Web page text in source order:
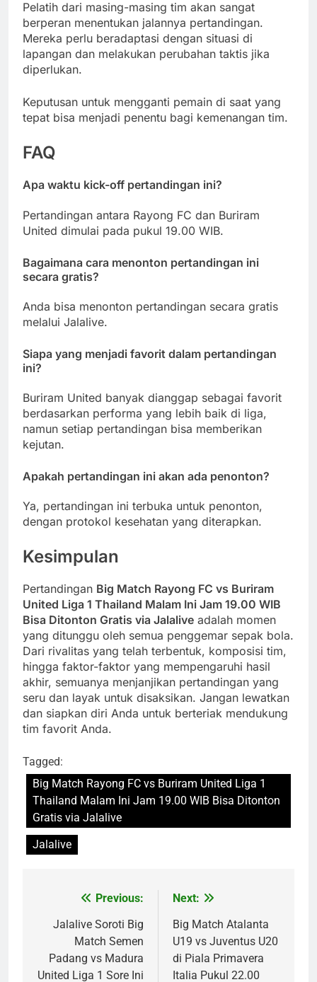
Pelatih dari masing-masing tim akan sangat
berperan menentukan jalannya pertandingan.
Mereka perlu beradaptasi dengan situasi di
lapangan dan melakukan perubahan taktis jika
diperlukan.
Keputusan untuk mengganti pemain di saat yang
tepat bisa menjadi penentu bagi kemenangan tim.
FAQ
Apa waktu kick-off pertandingan ini?
Pertandingan antara Rayong FC dan Buriram
United dimulai pada pukul 19.00 WIB.
Bagaimana cara menonton pertandingan ini
secara gratis?
Anda bisa menonton pertandingan secara gratis
melalui Jalalive.
Siapa yang menjadi favorit dalam pertandingan
ini?
Buriram United banyak dianggap sebagai favorit
berdasarkan performa yang lebih baik di liga,
namun setiap pertandingan bisa memberikan
kejutan.
Apakah pertandingan ini akan ada penonton?
Ya, pertandingan ini terbuka untuk penonton,
dengan protokol kesehatan yang diterapkan.
Kesimpulan
Pertandingan Big Match Rayong FC vs Buriram
United Liga 1 Thailand Malam Ini Jam 19.00 WIB
Bisa Ditonton Gratis via Jalalive adalah momen
yang ditunggu oleh semua penggemar sepak bola.
Dari rivalitas yang telah terbentuk, komposisi tim,
hingga faktor-faktor yang mempengaruhi hasil
akhir, semuanya menjanjikan pertandingan yang
seru dan layak untuk disaksikan. Jangan lewatkan
dan siapkan diri Anda untuk berteriak mendukung
tim favorit Anda.
Tagged:
Big Match Rayong FC vs Buriram United Liga 1
Thailand Malam Ini Jam 19.00 WIB Bisa Ditonton
Gratis via Jalalive
Jalalive
navigation
Previous:
Jalalive Soroti Big
Match Semen
Padang vs Madura
United Liga 1 Sore Ini
Next:
Big Match Atalanta
U19 vs Juventus U20
di Piala Primavera
Italia Pukul 22.00